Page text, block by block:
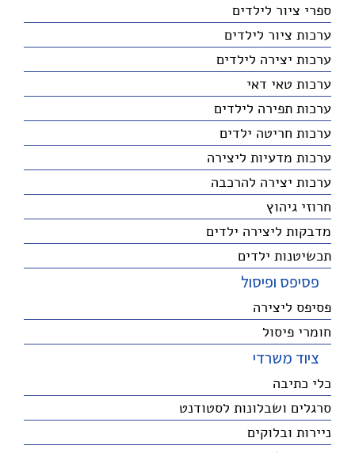
ספרי ציור לילדים
ערכות ציור לילדים
ערכות יצירה לילדים
ערכות טאי דאי
ערכות תפירה לילדים
ערכות חריטה ילדים
ערכות מדעיות ליצירה
ערכות יצירה להרכבה
חרוזי גיהוץ
מדבקות ליצירה ילדים
תכשיטנות ילדים
פסיפס ופיסול
פסיפס ליצירה
חומרי פיסול
ציוד משרדי
כלי כתיבה
סרגלים ושבלונות לסטודנט
ניירות ובלוקים